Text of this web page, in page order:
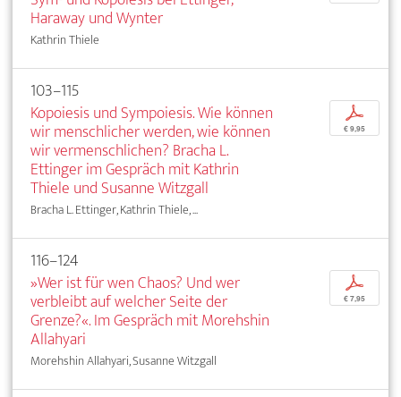
Haraway und Wynter
Kathrin Thiele
103–115
Kopoiesis und Sympoiesis. Wie können
wir menschlicher werden, wie können
wir vermenschlichen? Bracha L.
Ettinger im Gespräch mit Kathrin
Thiele und Susanne Witzgall
Bracha L. Ettinger, Kathrin Thiele, ...
p
€ 9,95
116–124
»Wer ist für wen Chaos? Und wer
verbleibt auf welcher Seite der
Grenze?«. Im Gespräch mit Morehshin
Allahyari
Morehshin Allahyari, Susanne Witzgall
p
€ 7,95